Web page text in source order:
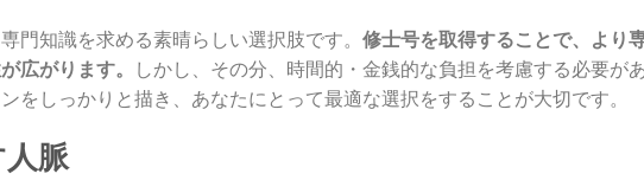
門知識を求める素晴らしい選択肢です。 修士号を取得することで、より
広がります。
しかし、その分、時間的・金銭的な負担を考慮する必要が
をしっかりと描き、あなたにとって最適な選択をすることが大切です。
脈